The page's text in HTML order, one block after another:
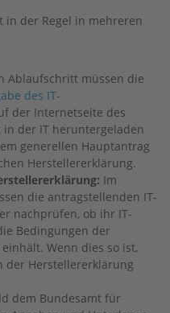
in der Regel in mehreren
Ablaufschritt müssen die
des IT-
der Internetseite des
der IT heruntergeladen
generellen Hauptantrag
Herstellererklärung.
Im
die antragstellenden IT-
nachprüfen, ob ihr IT-
Bedingungen der
Wenn dies so ist,
der Herstellererklärung
dem Bundesamt für